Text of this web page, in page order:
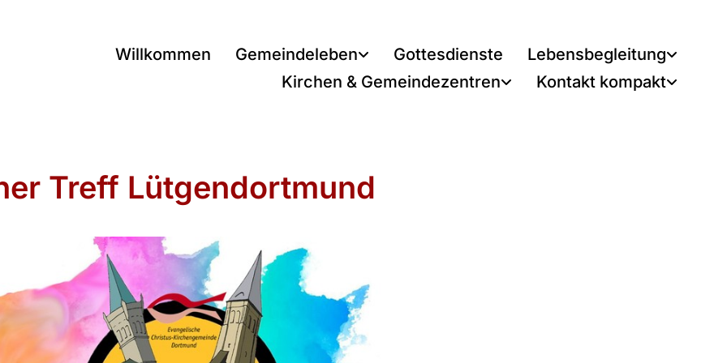
Willkommen Gemeindeleben Gottesdienste
Lebensbegleitung
Kirchen & Gemeindezentren
Kontakt kompakt
Treff Lütgendortmund